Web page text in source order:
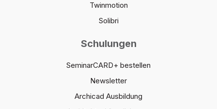
Twinmotion
Solibri
Schulungen
SeminarCARD+ bestellen
Newsletter
Archicad Ausbildung